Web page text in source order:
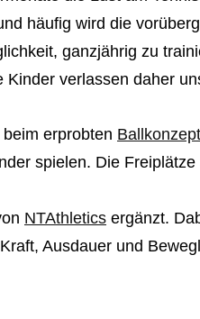
häufig wird die
ganzjährig zu
verlassen daher
erprobten
spielen. Die
NTAthletics ergänzt.
Ausdauer und